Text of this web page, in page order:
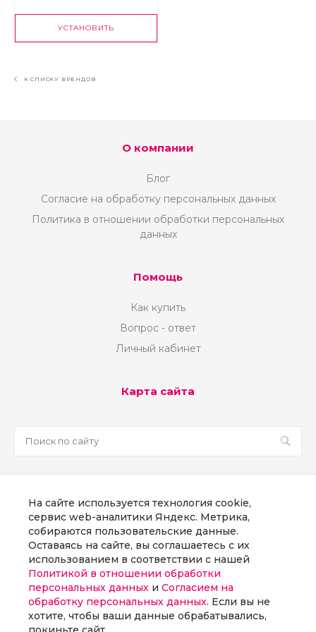
УСТАНОВИТЬ
К СПИСКУ БРЕНДОВ
О компании
Блог
Согласие на обработку персональных данных
Политика в отношении обработки персональных
данных
Помощь
Как купить
Вопрос - ответ
Личный кабинет
Карта сайта
8 800 300 58 70
г. Москва, наб Пресненская, д. 8, стр. 1
Заказать звонок
На сайте используется технология cookie,
сервис web-аналитики Яндекс. Метрика,
собираются пользовательские данные.
Оставаясь на сайте, вы соглашаетесь с их
использованием в соответствии с нашей
Политикой в отношении обработки
персональных данных и Согласием на
обработку персональных данных. Если вы не
хотите, чтобы ваши данные обрабатывались,